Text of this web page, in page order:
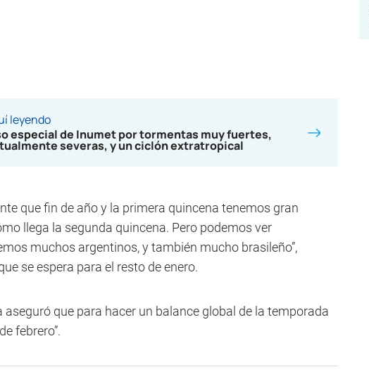
leyendo
especial de Inumet por tormentas muy fuertes,
severas, y un ciclón extratropical
que fin de año y la primera quincena tenemos gran
llega la segunda quincena. Pero podemos ver
muchos argentinos, y también mucho brasileño”,
se espera para el resto de enero.
aseguró que para hacer un balance global de la temporada
febrero”.